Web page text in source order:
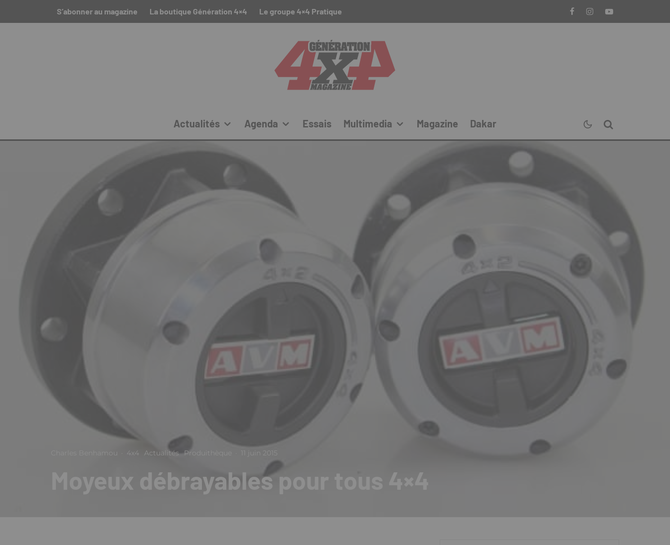
S’abonner au magazine La boutique Génération 4×4 Le groupe 4×4 Pratique
Actualités Agenda Essais Multimedia Magazine Dakar
Charles Benhamou 4x4 Actualités Produithèque 11 juin 2015
Moyeux débrayables pour tous 4×4